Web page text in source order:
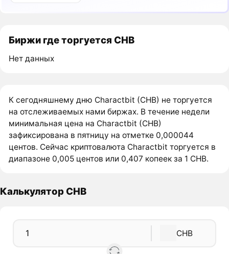
Биржи где торгуется CHB
Нет данных
К сегодняшнему дню Charactbit (CHB) не торгуется
на отслеживаемых нами биржах. В течение недели
минимальная цена на Charactbit (CHB)
зафиксирована в пятницу на отметке 0,000044
центов. Сейчас криптовалюта Charactbit торгуется в
диапазоне 0,005 центов или 0,407 копеек за 1 CHB.
Калькулятор CHB
CHB